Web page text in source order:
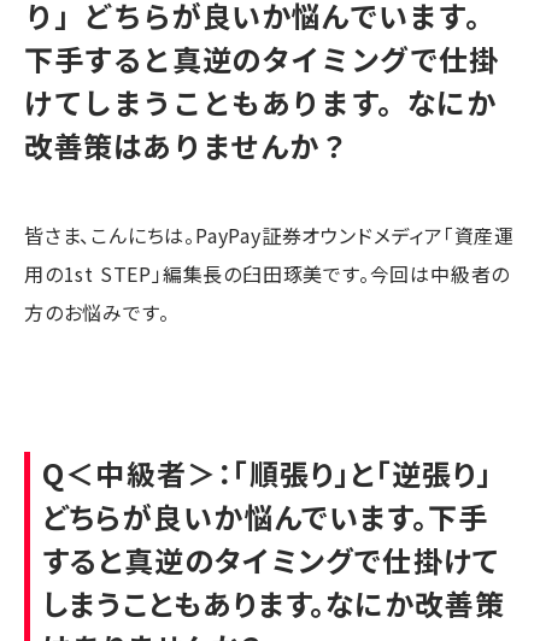
り」どちらが良いか悩んでいます。
下手すると真逆のタイミングで仕掛
けてしまうこともあります。なにか
改善策はありませんか？
皆さま、こんにちは。PayPay証券オウンドメディア「資産運
用の1st STEP」編集長の臼田琢美です。今回は中級者の
方のお悩みです。
Q＜中級者＞：「順張り」と「逆張り」
どちらが良いか悩んでいます。下手
すると真逆のタイミングで仕掛けて
しまうこともあります。なにか改善策